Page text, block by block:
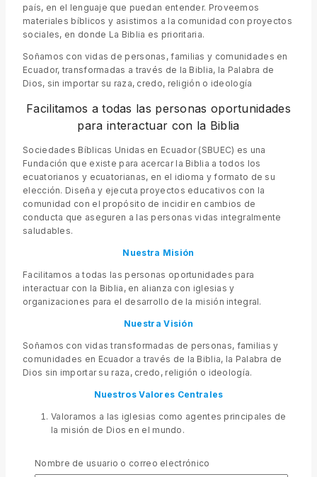
país, en el lenguaje que puedan entender. Proveemos
materiales bíblicos y asistimos a la comunidad con proyectos
sociales, en donde La Biblia es prioritaria.
Soñamos con vidas de personas, familias y comunidades en
Ecuador, transformadas a través de la Biblia, la Palabra de
Dios, sin importar su raza, credo, religión o ideología
Facilitamos a todas las personas oportunidades
para interactuar con la Biblia
Sociedades Bíblicas Unidas en Ecuador (SBUEC) es una
Fundación que existe para acercar la Biblia a todos los
ecuatorianos y ecuatorianas, en el idioma y formato de su
elección. Diseña y ejecuta proyectos educativos con la
comunidad con el propósito de incidir en cambios de
conducta que aseguren a las personas vidas integralmente
saludables.
Nuestra Misión
Facilitamos a todas las personas oportunidades para
interactuar con la Biblia, en alianza con iglesias y
organizaciones para el desarrollo de la misión integral.
Nuestra Visión
Soñamos con vidas transformadas de personas, familias y
comunidades en Ecuador a través de la Biblia, la Palabra de
Dios sin importar su raza, credo, religión o ideología.
Nuestros Valores Centrales
Valoramos a las iglesias como agentes principales de
la misión de Dios en el mundo.
Nombre de usuario o correo electrónico